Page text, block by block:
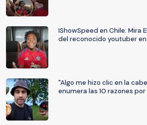
IShowSpeed en Chile: Mira
del reconocido youtuber
"Algo me hizo clic en la
enumera las 10 razones